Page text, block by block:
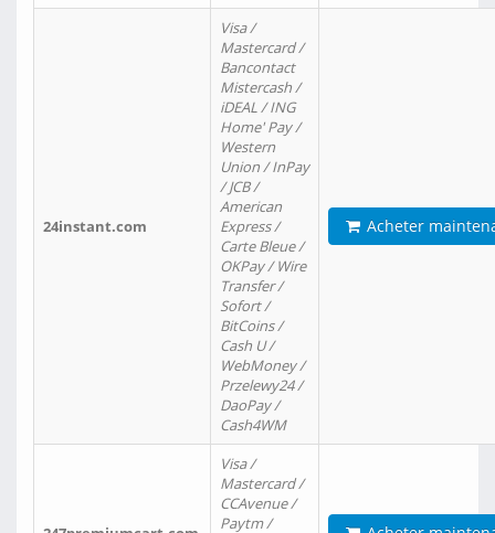
24instant.com
Visa /
Mastercard /
Bancontact
Mistercash /
iDEAL / ING
Home' Pay /
Western
Union / InPay
/ JCB /
American
Express /
Carte Bleue /
OKPay / Wire
Transfer /
Sofort /
BitCoins /
Cash U /
WebMoney /
Przelewy24 /
DaoPay /
Cash4WM
Acheter
Visa /
Mastercard /
CCAvenue /
Paytm /